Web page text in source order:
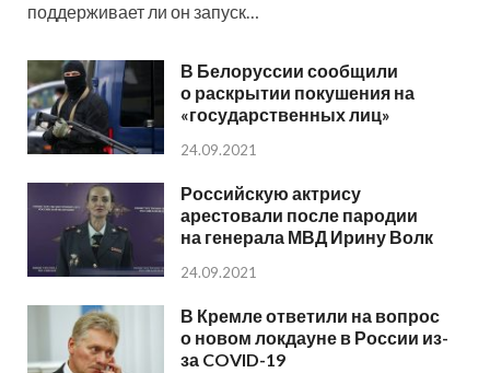
поддерживает ли он запуск…
В Белоруссии сообщили
о раскрытии покушения на
«государственных лиц»
24.09.2021
Российскую актрису
арестовали после пародии
на генерала МВД Ирину Волк
24.09.2021
В Кремле ответили на вопрос
о новом локдауне в России из-
за COVID-19